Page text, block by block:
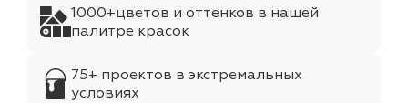
1000+цветов и оттенков в нашей
палитре красок
75+ проектов в экстремальных
условиях